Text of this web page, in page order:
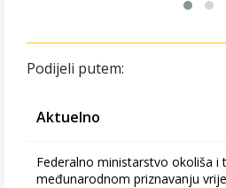
Podijeli putem:
Aktuelno
Federalno ministarstvo okoliša i
međunarodnom priznavanju